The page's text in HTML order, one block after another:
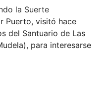
la Suerte
Puerto, visitó hace
del Santuario de Las
para interesarse